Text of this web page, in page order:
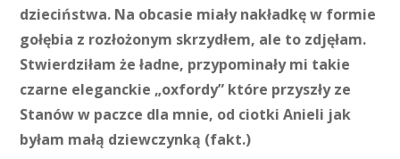
dzieciństwa. Na obcasie miały nakładkę w formie
gołębia z rozłożonym skrzydłem, ale to zdjęłam.
Stwierdziłam że ładne, przypominały mi takie
czarne eleganckie „oxfordy” które przyszły ze
Stanów w paczce dla mnie, od ciotki Anieli jak
byłam małą dziewczynką (fakt.)